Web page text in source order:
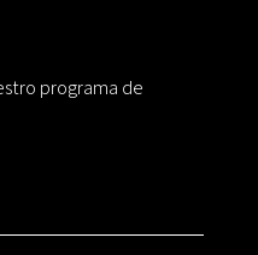
programa de